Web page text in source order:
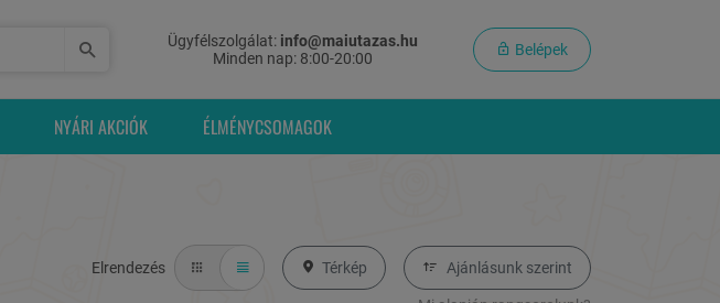
Ügyfélszolgálat: info@maiutazas.hu
Minden nap: 8:00-20:00
Belépek
NYÁRI AKCIÓK ÉLMÉNYCSOMAGOK
Elrendezés Térkép Ajánlásunk szerint